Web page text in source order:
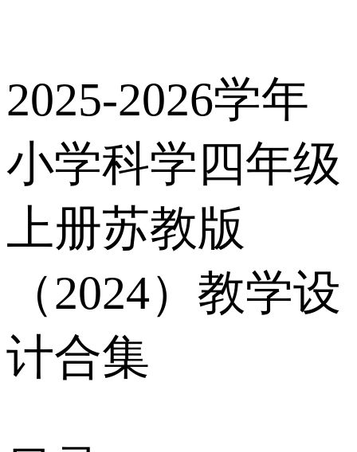
2025-2026学年
小学科学四年级
上册苏教版
（2024）教学设
计合集